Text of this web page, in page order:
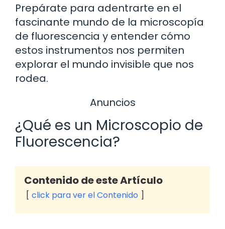
Prepárate para adentrarte en el
fascinante mundo de la microscopía
de fluorescencia y entender cómo
estos instrumentos nos permiten
explorar el mundo invisible que nos
rodea.
Anuncios
¿Qué es un Microscopio de
Fluorescencia?
Contenido de este Artículo
click para ver el Contenido